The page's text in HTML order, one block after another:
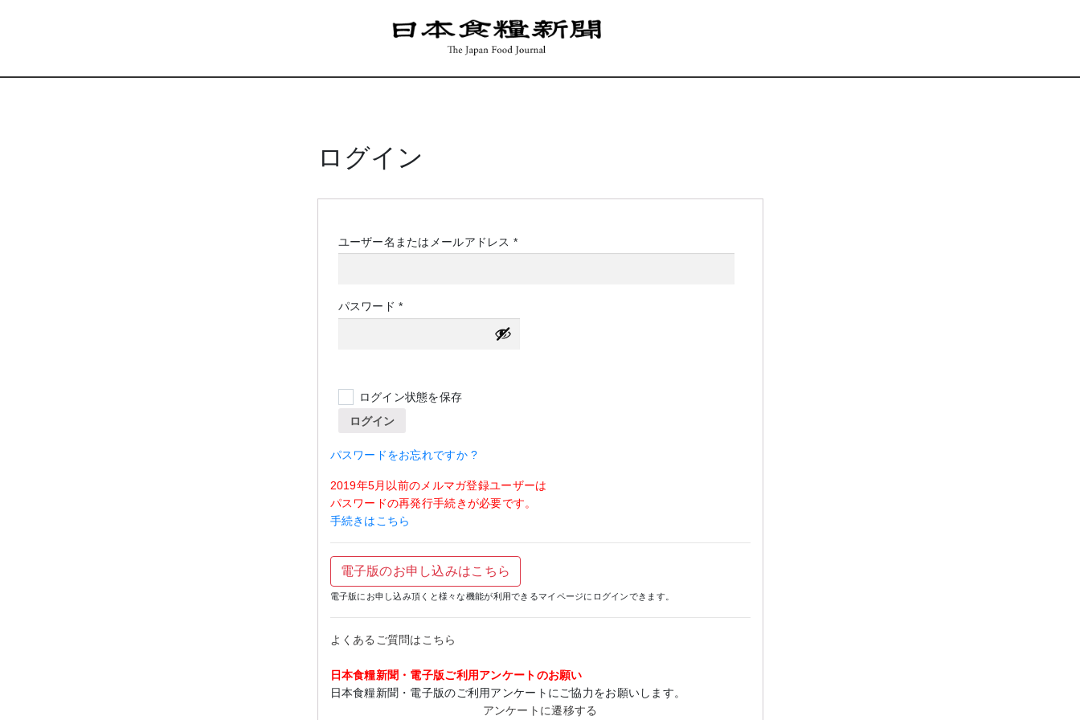
ログイン
ユーザー名またはメールアドレス *必
パスワード*必
須
ログイン状態を保存
ログイン
パスワードをお忘れですか ?
2019年5月以前のメルマガ登録ユーザーは
パスワードの再発行手続きが必要です。
手続きはこちら
電子版のお申し込みはこちら
電子版にお申し込み頂くと様々な機能が利用できるマイページにログインできます。
よくあるご質問はこちら
日本食糧新聞・電子版ご利用アンケートのお願い
日本食糧新聞・電子版のご利用アンケートにご協力をお願いします。
アンケートに遷移する